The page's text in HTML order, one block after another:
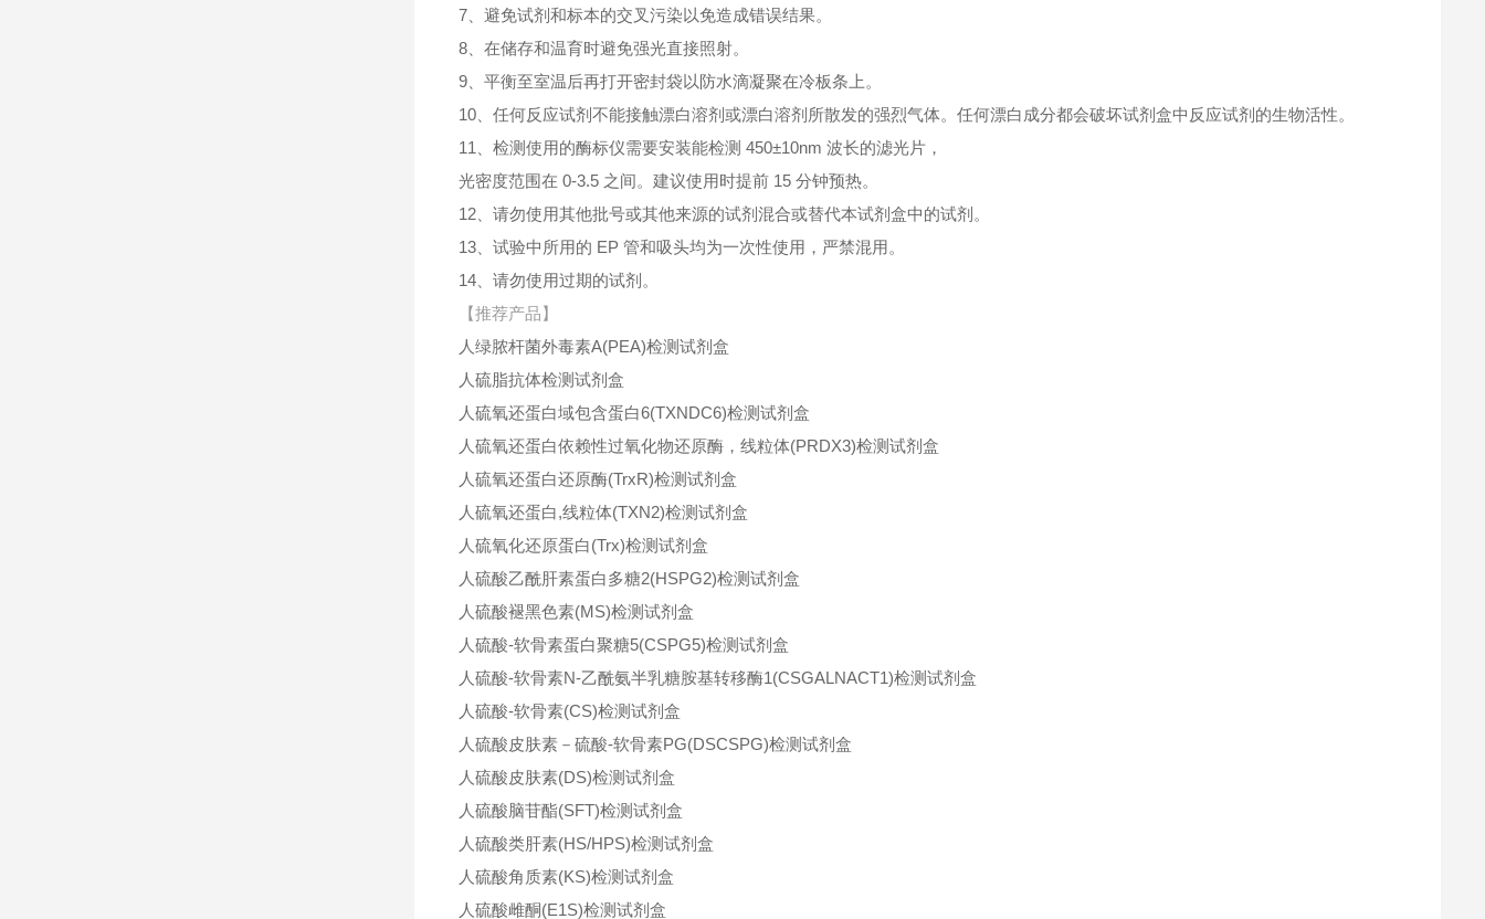
7、避免试剂和标本的交叉污染以免造成错误结果。
8、在储存和温育时避免强光直接照射。
9、平衡至室温后再打开密封袋以防水滴凝聚在冷板条上。
10、任何反应试剂不能接触漂白溶剂或漂白溶剂所散发的强烈气体。任何漂白成分都会破坏试剂盒中反应试剂的生物活性。
11、检测使用的酶标仪需要安装能检测 450±10nm 波长的滤光片，
光密度范围在 0-3.5 之间。建议使用时提前 15 分钟预热。
12、请勿使用其他批号或其他来源的试剂混合或替代本试剂盒中的试剂。
13、试验中所用的 EP 管和吸头均为一次性使用，严禁混用。
14、请勿使用过期的试剂。
【推荐产品】
人绿脓杆菌外毒素A(PEA)检测试剂盒
人硫脂抗体检测试剂盒
人硫氧还蛋白域包含蛋白6(TXNDC6)检测试剂盒
人硫氧还蛋白依赖性过氧化物还原酶，线粒体(PRDX3)检测试剂盒
人硫氧还蛋白还原酶(TrxR)检测试剂盒
人硫氧还蛋白,线粒体(TXN2)检测试剂盒
人硫氧化还原蛋白(Trx)检测试剂盒
人硫酸乙酰肝素蛋白多糖2(HSPG2)检测试剂盒
人硫酸褪黑色素(MS)检测试剂盒
人硫酸-软骨素蛋白聚糖5(CSPG5)检测试剂盒
人硫酸-软骨素N-乙酰氨半乳糖胺基转移酶1(CSGALNACT1)检测试剂盒
人硫酸-软骨素(CS)检测试剂盒
人硫酸皮肤素－硫酸-软骨素PG(DSCSPG)检测试剂盒
人硫酸皮肤素(DS)检测试剂盒
人硫酸脑苷酯(SFT)检测试剂盒
人硫酸类肝素(HS/HPS)检测试剂盒
人硫酸角质素(KS)检测试剂盒
人硫酸雌酮(E1S)检测试剂盒